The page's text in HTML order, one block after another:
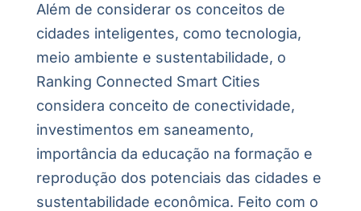
Além de considerar os conceitos de
cidades inteligentes, como tecnologia,
meio ambiente e sustentabilidade, o
Ranking Connected Smart Cities
considera conceito de conectividade,
investimentos em saneamento,
importância da educação na formação e
reprodução dos potenciais das cidades e
sustentabilidade econômica. Feito com o